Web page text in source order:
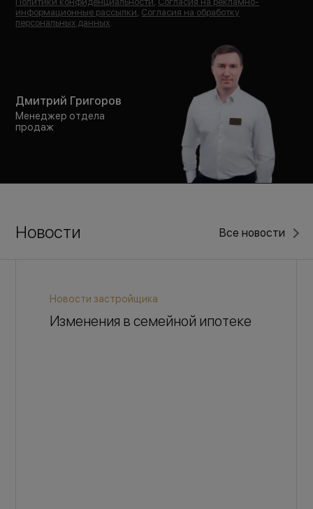
информационные рассылки Согласия на обработку
персональных данных
Дмитрий Григоров
Менеджер отдела
продаж
Новости Все новости
Новости застройщика
Изменения в семейной ипотеке